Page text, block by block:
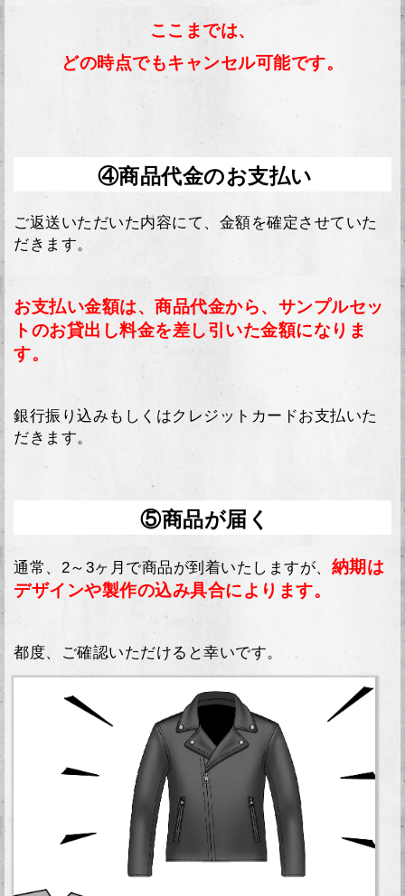
ここまでは、
どの時点でもキャンセル可能です。
④商品代金のお支払い
ご返送いただいた内容にて、金額を確定させていた
だきます。
お支払い金額は、商品代金から、サンプルセッ
トのお貸出し料金を差し引いた金額になりま
す。
銀行振り込みもしくはクレジットカードお支払いた
だきます。
⑤商品が届く
通常、2～3ヶ月で商品が到着いたしますが、 納期は
デザインや製作の込み具合によります。
都度、ご確認いただけると幸いです。